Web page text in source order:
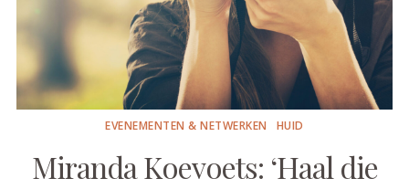
EVENEMENTEN & NETWERKEN HUID
Miranda Koevoets: ‘Haal die